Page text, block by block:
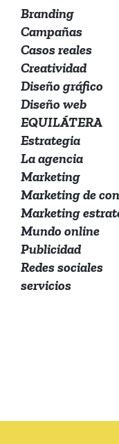
Branding
Campañas
Casos reales
Creatividad
Diseño gráfico
Diseño web
EQUILÁTERA
Estrategia
La agencia
Marketing
Marketing de
Marketing
Mundo online
Publicidad
Redes sociales
servicios